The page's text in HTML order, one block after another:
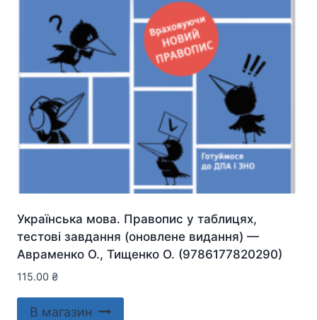
Українська мова. Правопис у таблицях,
тестові завдання (оновлене видання) —
Авраменко О., Тищенко О. (9786177820290)
115.00 ₴
В магазин